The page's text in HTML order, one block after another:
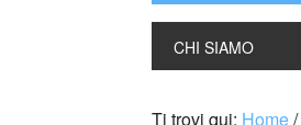
CHI SIAMO
Ti trovi qui: Home/